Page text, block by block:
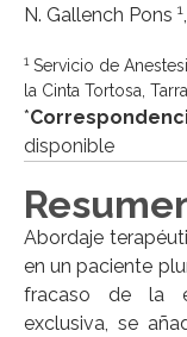
N. Gallench Pons 1
1Servicio de
la Cinta Tortosa,
*
disponible
Abordaje
en un paciente
fracaso de la
exclusiva, se